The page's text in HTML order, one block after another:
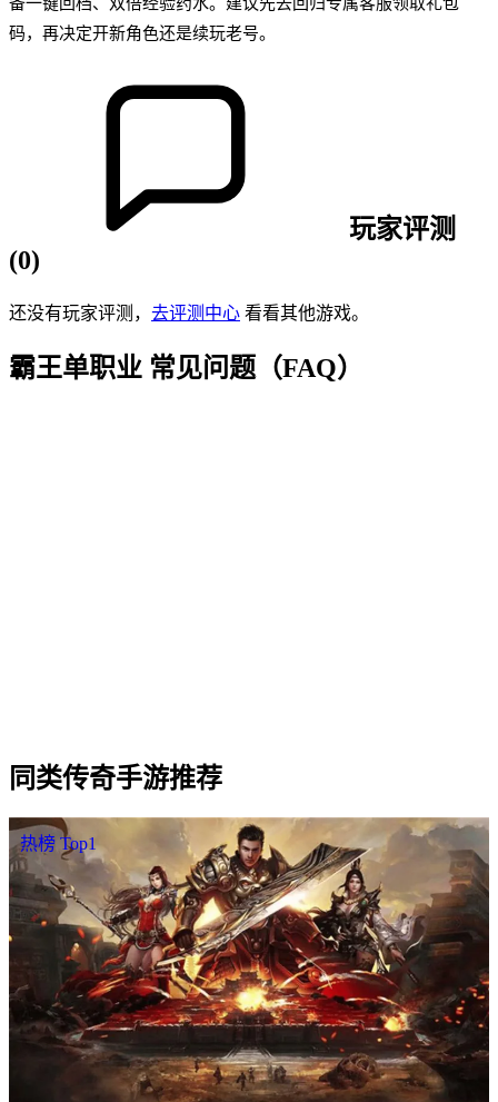
码，再决定开新角色还是续玩老号。
玩家评测
(0)
还没有玩家评测， 去评测中心 看看其他游戏。
霸王单职业 常见问题（FAQ）
同类传奇手游推荐
热榜 Top1